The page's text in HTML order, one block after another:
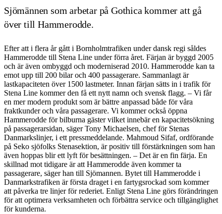
Sjömännen som arbetar på Gothica kommer att gå
över till Hammerodde.
Efter att i flera år gått i Bornholmtrafiken under dansk regi såldes
Hammerodde till Stena Line under förra året. Färjan är byggd 2005
och är även ombyggd och moderniserad 2010. Hammerodde kan ta
emot upp till 200 bilar och 400 passagerare. Sammanlagt är
lastkapaciteten över 1500 lastmeter. Innan färjan sätts in i trafik för
Stena Line kommer den få ett nytt namn och svensk flagg. – Vi får
en mer modern produkt som är bättre anpassad både för våra
fraktkunder och våra passagerare. Vi kommer också öppna
Hammerodde för bilburna gäster vilket innebär en kapacitetsökning
på passagerarsidan, säger Tony Michaelsen, chef för Stenas
Danmarkslinjer, i ett pressmeddelande. Mahmoud Sifaf, ordförande
på Seko sjöfolks Stenasektion, är positiv till förstärkningen som han
även hoppas blir ett lyft för besättningen. – Det är en fin färja. En
skillnad mot tidigare är att Hammerodde även kommer ta
passagerare, säger han till Sjömannen. Bytet till Hammerodde i
Danmarkstrafiken är första draget i en fartygsrockad som kommer
att påverka tre linjer för rederiet. Enligt Stena Line görs förändringen
för att optimera verksamheten och förbättra service och tillgänglighet
för kunderna.